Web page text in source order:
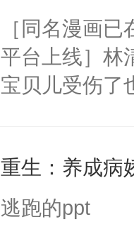
不出去啊
会给大师兄
现言烬就站在
静。这一世，
才任由受自毁
中有穿越者！
定！他要死
个被废的这么
轮椅，从家里
的夜晚离家出
椅漂移，和野
地的束林秋
了。那个男人
［同名漫画
平台上线］林
宝贝儿受伤了
痛觉，哪怕受
被渣男欺骗，
重生：养成病
逃跑的ppt